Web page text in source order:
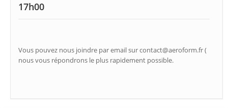
17h00
Vous pouvez nous joindre par email sur contact@aeroform.fr (
nous vous répondrons le plus rapidement possible.